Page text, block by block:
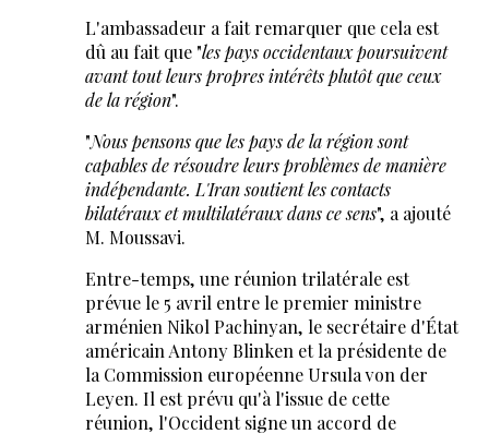
L'ambassadeur a fait remarquer que cela est
dû au fait que "les pays occidentaux poursuivent
avant tout leurs propres intérêts plutôt que ceux
de la région".
"Nous pensons que les pays de la région sont
capables de résoudre leurs problèmes de manière
indépendante. L'Iran soutient les contacts
bilatéraux et multilatéraux dans ce sens", a ajouté
M. Moussavi.
Entre-temps, une réunion trilatérale est
prévue le 5 avril entre le premier ministre
arménien Nikol Pachinyan, le secrétaire d'État
américain Antony Blinken et la présidente de
la Commission européenne Ursula von der
Leyen. Il est prévu qu'à l'issue de cette
réunion, l'Occident signe un accord de